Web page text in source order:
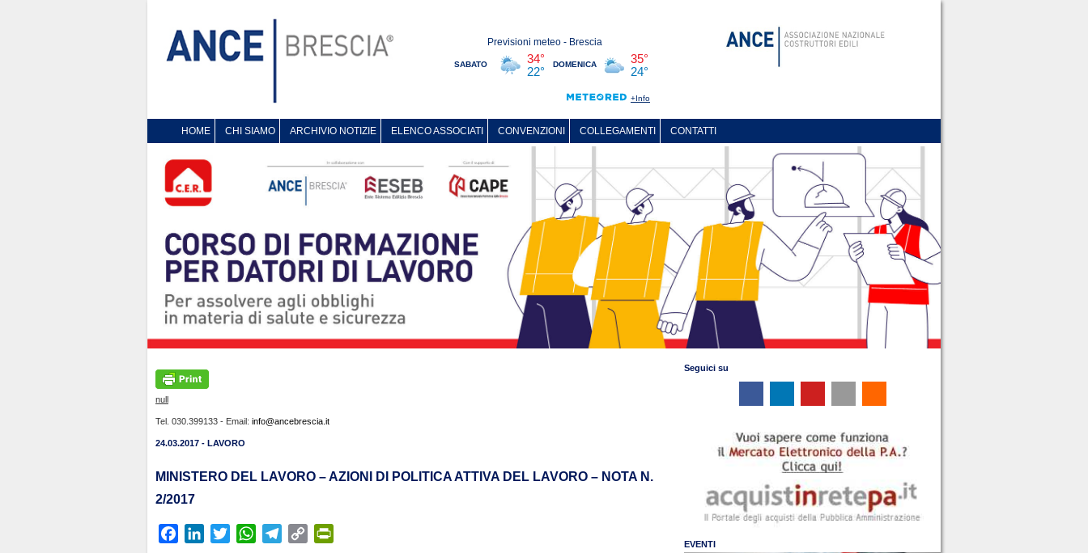
HOME CHI SIAMO ARCHIVIO NOTIZIE ELENCO ASSOCIATI CONVENZIONI COLLEGAMENTI CONTATTI
null
Tel. 030.399133 - Email: info@ancebrescia.it
24.03.2017 - LAVORO
MINISTERO DEL LAVORO – AZIONI DI POLITICA ATTIVA DEL LAVORO – NOTA N.
2/2017
W
C
Seguici su
EVENTI